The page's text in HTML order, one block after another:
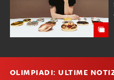
OLIMPIADI: ULTIME